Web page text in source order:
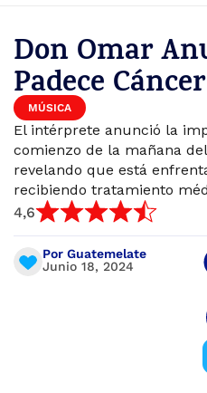
Don Omar
Padece Cáncer
MÚSICA
El intérprete anunció la
comienzo de la mañana
revelando que está
recibiendo tratamiento
4,6
Por Guatemelate
Junio 18, 2024